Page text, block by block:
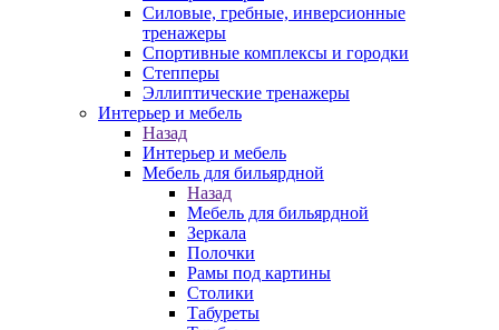
Силовые, гребные, инверсионные
тренажеры
Спортивные комплексы и городки
Степперы
Эллиптические тренажеры
Интерьер и мебель
Назад
Интерьер и мебель
Мебель для бильярдной
Назад
Мебель для бильярдной
Зеркала
Полочки
Рамы под картины
Столики
Табуреты